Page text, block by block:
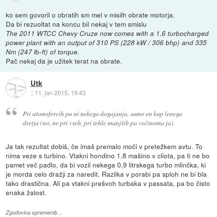
ko sem govoril o obratih sm mel v misilh obrate motorja.
Da bi rezuoltat na koncu bil nekaj v tem smislu
The 2011 WTCC Chevy Cruze now comes with a 1.6 turbocharged
power plant with an output of 310 PS (228 kW / 306 bhp) and 335
Nm (247 lb-ft) of torque.
Pač nekaj da je užitek terat na obrate.
Utk
:: 11. jan 2015, 19:43
Pri atomsfercih pa ni nekega dogajanja, samo en kup lenega
dretja (no, ne pri vseh, pri tehle manjših pa večinoma ja).
Ja tak rezultat dobiš, če imaš premalo moči v pretežkem avtu. To
nima veze s turbino. Vtakni hondino 1,8 mašino v cliota, pa ti ne bo
pamet več padlo, da bi vozil nekega 0,9 litrskega turbo mlinčka, ki
je morda celo dražji za naredit. Razlika v porabi pa sploh ne bi bla
tako drastična. Ali pa vtakni prešvoh turbaka v passata, pa bo čisto
enaka žalost.
Zgodovina sprememb…